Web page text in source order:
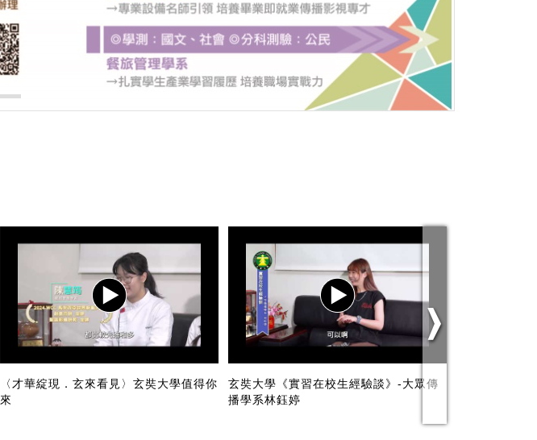
〈才華綻現．玄來看見〉玄奘大學值得你
來
玄奘大學《實習在校生經驗談》-大眾傳
播學系林鈺婷